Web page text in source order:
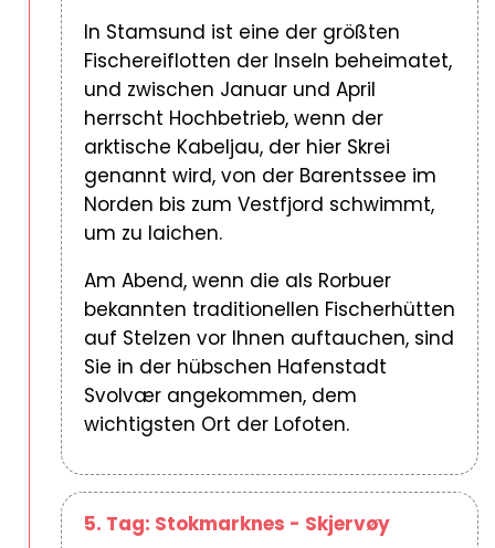
In Stamsund ist eine der größten
Fischereiflotten der Inseln beheimatet,
und zwischen Januar und April
herrscht Hochbetrieb, wenn der
arktische Kabeljau, der hier Skrei
genannt wird, von der Barentssee im
Norden bis zum Vestfjord schwimmt,
um zu laichen.
Am Abend, wenn die als Rorbuer
bekannten traditionellen Fischerhütten
auf Stelzen vor Ihnen auftauchen, sind
Sie in der hübschen Hafenstadt
Svolvær angekommen, dem
wichtigsten Ort der Lofoten.
5. Tag: Stokmarknes - Skjervøy